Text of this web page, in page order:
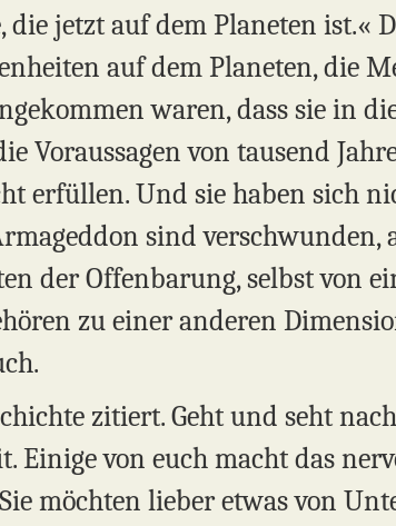
jetzt auf dem Planeten ist.«
auf dem Planeten, die
waren, dass sie in
Voraussagen von tausend
erfüllen. Und sie haben sich
sind verschwunden,
der Offenbarung, selbst von
zu einer anderen
zitiert. Geht und seht
Einige von euch macht das
möchten lieber etwas von